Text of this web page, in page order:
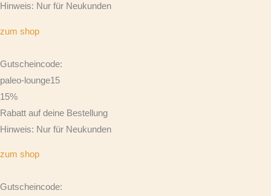
Hinweis: Nur für Neukunden
zum shop
Gutscheincode:
paleo-lounge15
15%
Rabatt auf deine Bestellung
Hinweis: Nur für Neukunden
zum shop
Gutscheincode: